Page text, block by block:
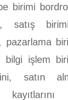
birimi
satış
pazarlama
bilgi işlem
satın